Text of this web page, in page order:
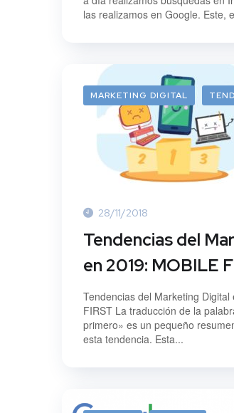
las realizamos en Google. Este,
MARKETING DIGITAL
28/11/2018
Tendencias del
en 2019: MOBILE
Tendencias del Marketing
FIRST La traducción de la
primero» es un pequeño
esta tendencia. Esta...